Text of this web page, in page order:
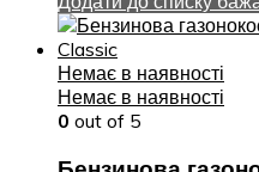
Немає в наявності
Немає в наявності
0 out of 5